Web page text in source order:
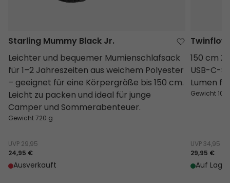
Starling Mummy Black Jr.
Leichter und bequemer Mumienschlafsack
für 1–2 Jahreszeiten aus weichem Polyester
– geeignet für eine Körpergröße bis 150 cm.
Leicht zu packen und ideal für junge
Camper und Sommerabenteuer.
Gewicht 720 g
UVP 29,95
24,95 €
Ausverkauft
150 cm
USB-C-
Lumen
Gewicht
UVP 34,95
29,95 €
Auf Lager